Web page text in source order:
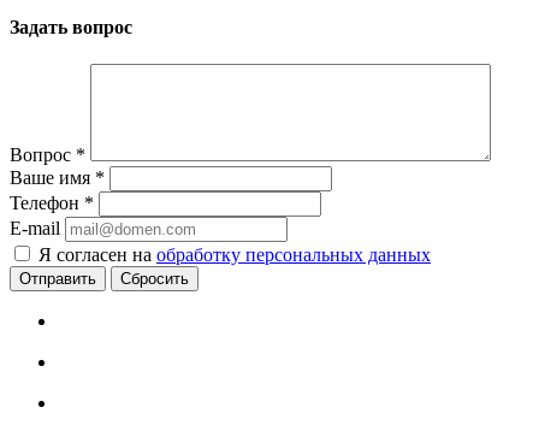
Задать вопрос
Вопрос *
Ваше имя *
Телефон *
E-mail
Я согласен на обработку персональных данных
Сбросить